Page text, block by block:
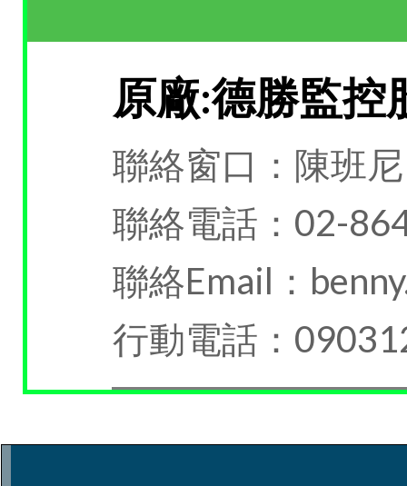
原廠:德勝監控
聯絡窗口：陳班尼
聯絡電話：02-
聯絡Email：
行動電話：